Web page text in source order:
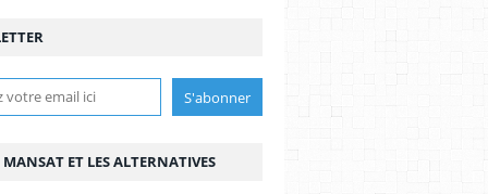
MANSAT ET LES ALTERNATIVES